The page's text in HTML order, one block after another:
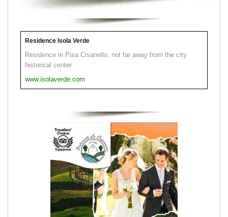
Residence Isola Verde
Residence in Pisa Cisanello, not far away from the city
historical center.
www.isolaverde.com